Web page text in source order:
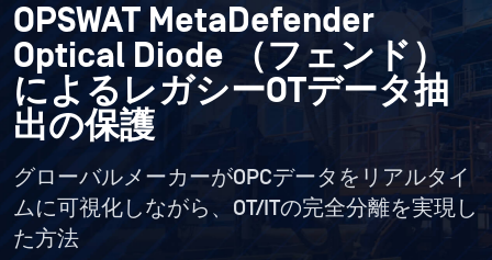
OPSWAT MetaDefender
Optical Diode （フェンド）
によるレガシーOTデータ抽
出の保護
グローバルメーカーがOPCデータをリアルタイ
ムに可視化しながら、OT/ITの完全分離を実現し
た方法